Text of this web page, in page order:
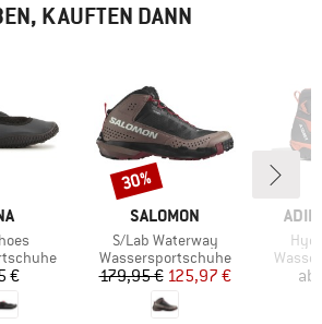
KAUFTEN DANN
€
MARKE
SALOMON
Artikel
S/Lab Waterway
Produktgruppe
Wassersportschuhe
Preis
179,95 €reduzierter Preis
125,97 €
Rabatt
30%
ab